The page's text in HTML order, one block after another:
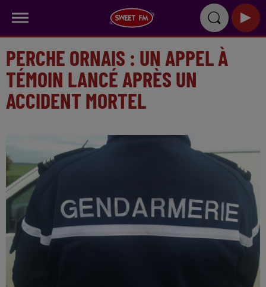
PERCHE ORNAIS : UN APPEL À
TÉMOIN LANCÉ APRÈS UN
ACCIDENT MORTEL